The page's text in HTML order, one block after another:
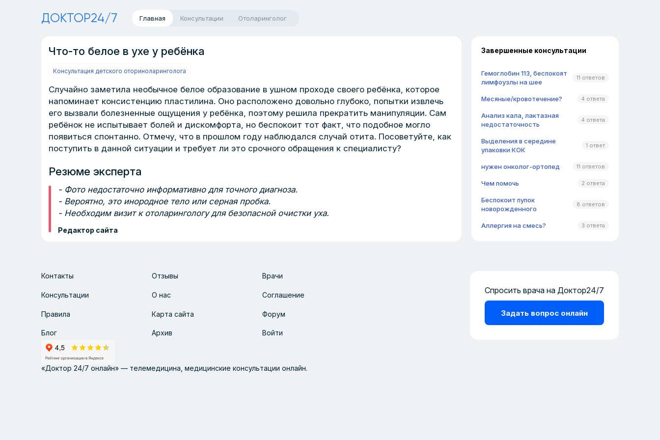
ДОКТОР24/7 Главная Консультации Отоларинголог
Что-то белое в ухе у ребёнка
Консультация детского оториноларинголога
Случайно заметила необычное белое образование в ушном проходе своего ребёнка, которое
напоминает консистенцию пластилина. Оно расположено довольно глубоко, попытки извлечь
его вызвали болезненные ощущения у ребёнка, поэтому решила прекратить манипуляции. Сам
ребёнок не испытывает болей и дискомфорта, но беспокоит тот факт, что подобное могло
появиться спонтанно. Отмечу, что в прошлом году наблюдался случай отита. Посоветуйте, как
поступить в данной ситуации и требует ли это срочного обращения к специалисту?
Резюме эксперта
- Фото недостаточно информативно для точного диагноза.
- Вероятно, это инородное тело или серная пробка.
- Необходим визит к отоларингологу для безопасной очистки уха.
Редактор сайта
Завершенные консультации
Гемоглобин 113, беспокоят
лимфоузлы на шее
11 ответов
Месяные/кровотечение? 4 ответа
Анализ кала, лактазная
недостаточность
4 ответа
Выделения в середине
упаковки КОК
1 ответ
нужен онколог-ортопед 11 ответов
Чем помочь 2 ответа
Беспокоит пупок
новорожденного
8 ответов
Аллергия на смесь? 3 ответа
Контакты Отзывы Врачи
Консультации О нас Соглашение
Правила Карта сайта Форум
Блог Архив Войти
Спросить врача на Доктор24/7
Задать вопрос онлайн
«Доктор 24/7 онлайн» — телемедицина, медицинские консультации онлайн.